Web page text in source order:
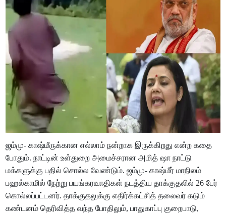
ஜம்மு- காஷ்மீருக்கான எல்லாம் நன்றாக இருக்கிறது என்ற கதை
போதும். நாட்டின் உள்துறை அமைச்சரான அமித் ஷா நாட்டு
மக்களுக்கு பதில் சொல்ல வேண்டும். ஜம்மு- காஷ்மீர் மாநிலம்
பஹல்காமில் நேற்று பயங்கரவாதிகள் நடத்திய தாக்குதலில் 26 பேர்
கொல்லப்பட்டனர். தாக்குதலுக்கு எதிர்க்கட்சித் தலைவர் கடும்
கண்டனம் தெரிவித்த வந்த போதிலும், பாதுகாப்பு குறைபாடு,